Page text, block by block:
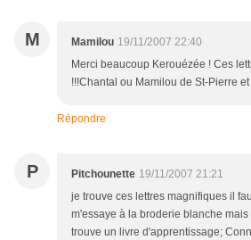
M Mamilou 19/11/2007 22:40
Merci beaucoup Kerouézée ! Ces
!!!Chantal ou Mamilou de St-Pierre
Répondre
P Pitchounette 19/11/2007 21:21
je trouve ces lettres magnifiques il
m'essaye à la broderie blanche
trouve un livre d'apprentissage;